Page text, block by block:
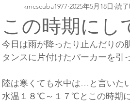
この時期にし
kmcscuba1977 2025年5月18日 読
今日は雨が降ったり止んだりの
タンスに片付けたパーカーを引
陸は寒くても水中は…と言いた
水温１８℃～１７℃とこの時期